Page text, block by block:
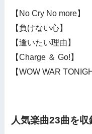
【No Cry No more】
【負けない心】
【逢いたい理由】
【Charge ＆ Go!】
【WOW WAR
人気楽曲23曲を収